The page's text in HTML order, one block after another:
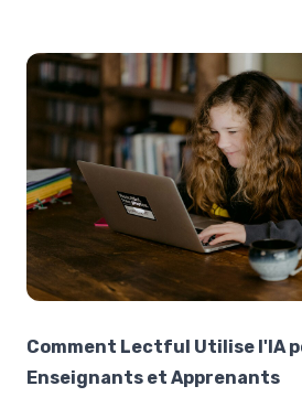
Comment Lectful Utilise l'IA
Enseignants et Apprenants